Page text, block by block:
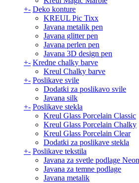
+- Deko konture
KREUL Pic Tixx
Javana metalik pen
Javana glitter pen
Javana perlen pen
Javana 3D design pen
+- Kredne chalky barve
Kreul Chalky barve
+- Poslikave svile
Dodatki za poslikavo svile
Javana silk
+- Poslikave stekla
Kreul Glass Porcelain Classic
Kreul Glass Porcelain Chalky
Kreul Glass Porcelain Clear
Dodatki za poslikave stekla
+- Poslikave tekstila
Javana za svetle podlage Neon
Javana za temne podlage
Javana metalik